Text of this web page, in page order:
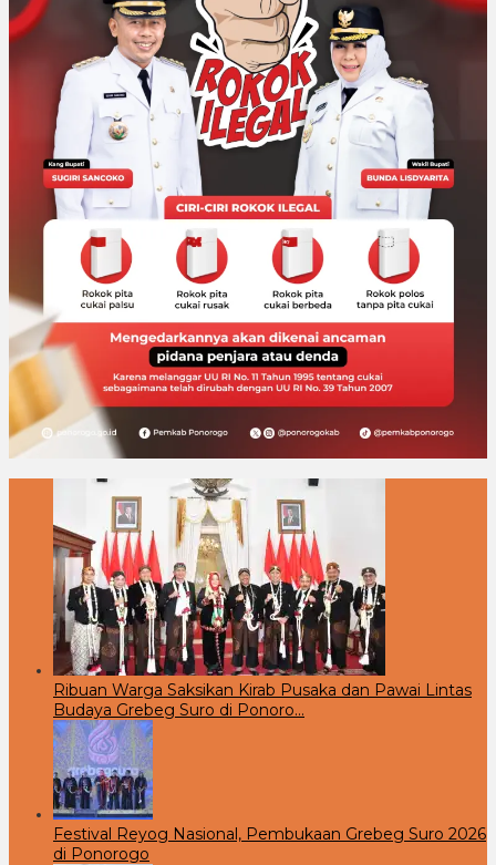
Ribuan Warga Saksikan Kirab Pusaka dan Pawai Lintas
Budaya Grebeg Suro di Ponoro…
Festival Reyog Nasional, Pembukaan Grebeg Suro 2026
di Ponorogo